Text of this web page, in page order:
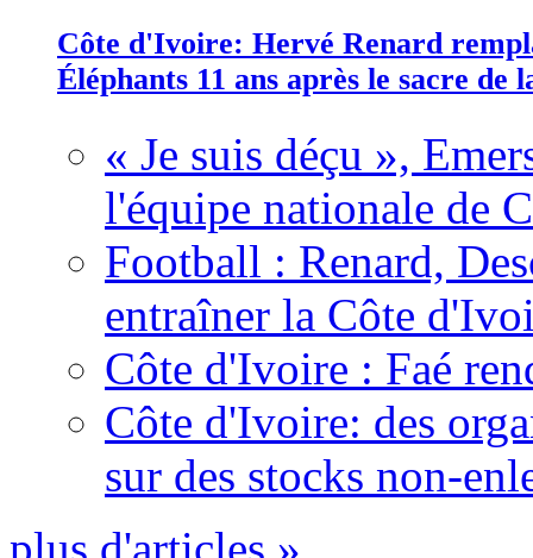
Côte d'Ivoire: Hervé Renard
Éléphants 11 ans après le sacre de
« Je suis déçu »,
l'équipe nationale de
Football : Renard,
entraîner la Côte
Côte d'Ivoire : Faé
Côte d'Ivoire: des
sur des stocks non-